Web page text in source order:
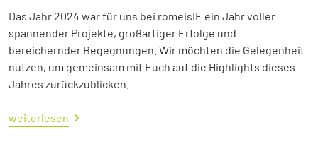
Das Jahr 2024 war für uns bei romeisIE ein Jahr voller
spannender Projekte, großartiger Erfolge und
bereichernder Begegnungen. Wir möchten die Gelegenheit
nutzen, um gemeinsam mit Euch auf die Highlights dieses
Jahres zurückzublicken.
weiterlesen